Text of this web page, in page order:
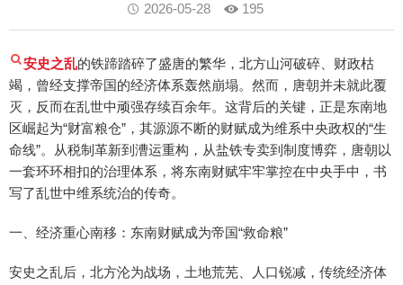
2026-05-28 195
安史之乱的铁蹄踏碎了盛唐的繁华，北方山河破碎、财政枯
竭，曾经支撑帝国的经济体系轰然崩塌。然而，唐朝并未就此覆
灭，反而在乱世中顽强存续百余年。这背后的关键，正是东南地
区崛起为“财富粮仓”，其源源不断的财赋成为维系中央政权的“生
命线”。从税制革新到漕运重构，从盐铁专卖到制度博弈，唐朝以
一套环环相扣的治理体系，将东南财赋牢牢掌控在中央手中，书
写了乱世中维系统治的传奇。
一、经济重心南移：东南财赋成为帝国“救命粮”
安史之乱后，北方沦为战场，土地荒芜、人口锐减，传统经济体